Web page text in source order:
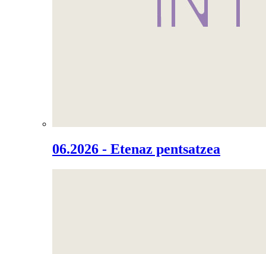
06.2026 - Etenaz pentsatzea